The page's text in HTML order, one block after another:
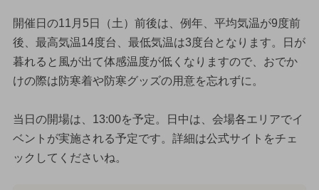
開催日の11月5日（土）前後は、例年、平均気温が9度前
後、最高気温14度台、最低気温は3度台となります。日が
暮れると風が出て体感温度が低くなりますので、おでか
けの際は防寒着や防寒グッズの用意を忘れずに。
当日の開場は、13:00を予定。日中は、会場各エリアでイ
ベントが実施される予定です。詳細は公式サイトをチェ
ックしてくださいね。